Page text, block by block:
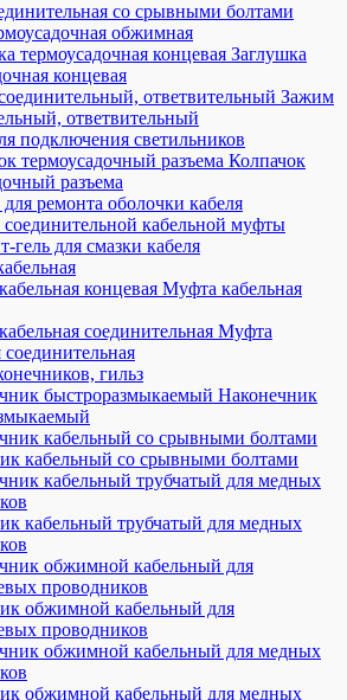
со срывными болтами
обжимная
Заглушка
концевая
Зажим
ответвительный
подключения светильников
Колпачок
разъема
ремонта оболочки кабеля
кабельной муфты
гель для смазки кабеля
Муфта кабельная
Муфта
соединительная
гильз
Наконечник
кабельный со срывными болтами
кабельный трубчатый для медных
обжимной кабельный для
проводников
обжимной кабельный для медных
0
10
В
Us